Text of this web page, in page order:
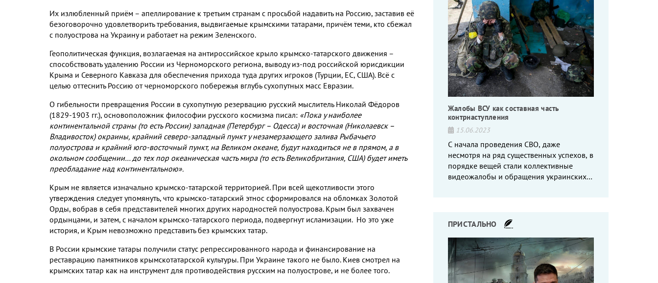
Их излюбленный приём – апеллирование к третьим странам с просьбой надавить на Россию, заставив её
безоговорочно удовлетворить требования, выдвигаемые крымскими татарами, причём теми, кто сбежал
с полуострова на Украину и работает на режим Зеленского.
Геополитическая функция, возлагаемая на антироссийское крыло крымско-татарского движения –
способствовать удалению России из Черноморского региона, выводу из-под российской юрисдикции
Крыма и Северного Кавказа для обеспечения прихода туда других игроков (Турции, ЕС, США). Всё с
целью оттеснить Россию от черноморского побережья вглубь сухопутных масс Евразии.
О гибельности превращения России в сухопутную резервацию русский мыслитель Николай Фёдоров
(1829-1903 гг.), основоположник философии русского космизма писал: «Пока у наиболее
континентальной страны (то есть России) западная (Петербург – Одесса) и восточная (Николаевск –
Владивосток) окраины, крайний северо-западный пункт у незамерзающего залива Рыбачьего
полуострова и крайний юго-восточный пункт, на Великом океане, будут находиться не в прямом, а в
окольном сообщении… до тех пор океаническая часть мира (то есть Великобритания, США) будет иметь
преобладание над континентальною».
Крым не является изначально крымско-татарской территорией. При всей щекотливости этого
утверждения следует упомянуть, что крымско-татарский этнос сформировался на обломках Золотой
Орды, вобрав в себя представителей многих других народностей полуострова. Крым был захвачен
ордынцами, и затем, с началом крымско-татарского периода, подвергнут исламизации. Но это уже
история, и Крым невозможно представить без крымских татар.
В России крымские татары получили статус репрессированного народа и финансирование на
реставрацию памятников крымскотатарской культуры. При Украине такого не было. Киев смотрел на
крымских татар как на инструмент для противодействия русским на полуострове, и не более того.
Жалобы ВСУ как составная часть
контрнаступления
15.06.2023
С начала проведения СВО, даже
несмотря на ряд существенных успехов, в
порядке вещей стали коллективные
видеожалобы и обращения украинских
ПРИСТАЛЬНО